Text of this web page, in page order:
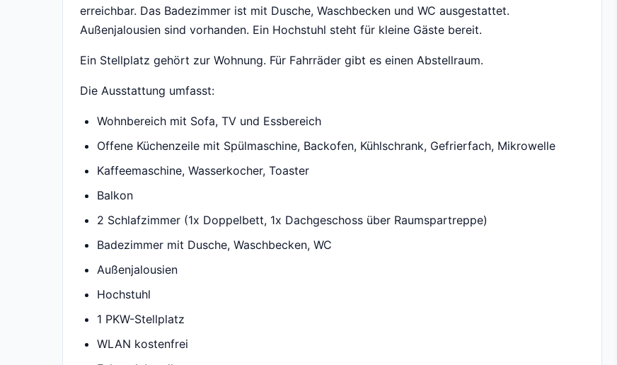
erreichbar. Das Badezimmer ist mit Dusche, Waschbecken und WC ausgestattet.
Außenjalousien sind vorhanden. Ein Hochstuhl steht für kleine Gäste bereit.
Ein Stellplatz gehört zur Wohnung. Für Fahrräder gibt es einen Abstellraum.
Die Ausstattung umfasst:
Wohnbereich mit Sofa, TV und Essbereich
Offene Küchenzeile mit Spülmaschine, Backofen, Kühlschrank, Gefrierfach, Mikrowelle
Kaffeemaschine, Wasserkocher, Toaster
Balkon
2 Schlafzimmer (1x Doppelbett, 1x Dachgeschoss über Raumspartreppe)
Badezimmer mit Dusche, Waschbecken, WC
Außenjalousien
Hochstuhl
1 PKW-Stellplatz
WLAN kostenfrei